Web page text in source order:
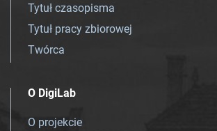
Tytuł czasopisma
Tytuł pracy zbiorowej
Twórca
O DigiLab
O projekcie